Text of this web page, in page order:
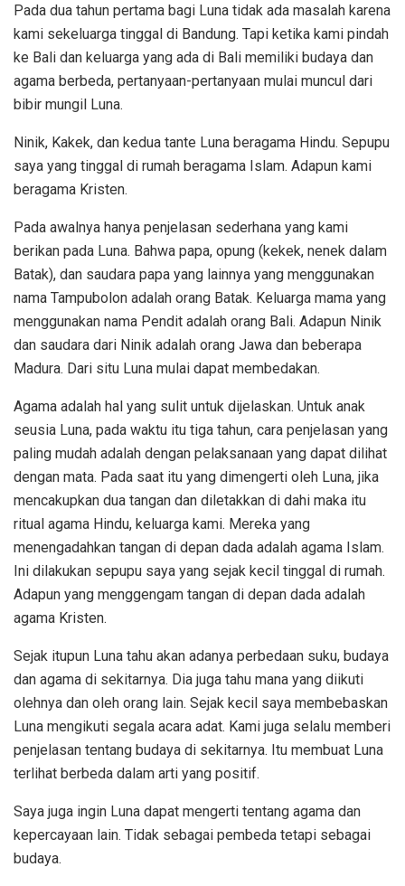
Pada dua tahun pertama bagi Luna tidak ada masalah karena
kami sekeluarga tinggal di Bandung. Tapi ketika kami pindah
ke Bali dan keluarga yang ada di Bali memiliki budaya dan
agama berbeda, pertanyaan-pertanyaan mulai muncul dari
bibir mungil Luna.
Ninik, Kakek, dan kedua tante Luna beragama Hindu. Sepupu
saya yang tinggal di rumah beragama Islam. Adapun kami
beragama Kristen.
Pada awalnya hanya penjelasan sederhana yang kami
berikan pada Luna. Bahwa papa, opung (kekek, nenek dalam
Batak), dan saudara papa yang lainnya yang menggunakan
nama Tampubolon adalah orang Batak. Keluarga mama yang
menggunakan nama Pendit adalah orang Bali. Adapun Ninik
dan saudara dari Ninik adalah orang Jawa dan beberapa
Madura. Dari situ Luna mulai dapat membedakan.
Agama adalah hal yang sulit untuk dijelaskan. Untuk anak
seusia Luna, pada waktu itu tiga tahun, cara penjelasan yang
paling mudah adalah dengan pelaksanaan yang dapat dilihat
dengan mata. Pada saat itu yang dimengerti oleh Luna, jika
mencakupkan dua tangan dan diletakkan di dahi maka itu
ritual agama Hindu, keluarga kami. Mereka yang
menengadahkan tangan di depan dada adalah agama Islam.
Ini dilakukan sepupu saya yang sejak kecil tinggal di rumah.
Adapun yang menggengam tangan di depan dada adalah
agama Kristen.
Sejak itupun Luna tahu akan adanya perbedaan suku, budaya
dan agama di sekitarnya. Dia juga tahu mana yang diikuti
olehnya dan oleh orang lain. Sejak kecil saya membebaskan
Luna mengikuti segala acara adat. Kami juga selalu memberi
penjelasan tentang budaya di sekitarnya. Itu membuat Luna
terlihat berbeda dalam arti yang positif.
Saya juga ingin Luna dapat mengerti tentang agama dan
kepercayaan lain. Tidak sebagai pembeda tetapi sebagai
budaya.